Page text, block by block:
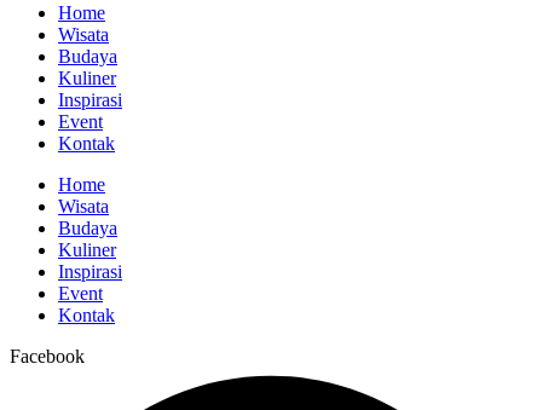
Home
Wisata
Budaya
Kuliner
Inspirasi
Event
Kontak
Home
Wisata
Budaya
Kuliner
Inspirasi
Event
Kontak
Facebook